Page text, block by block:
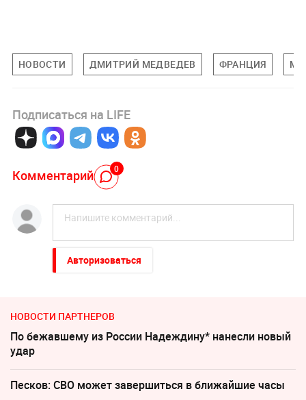
НОВОСТИ ДМИТРИЙ МЕДВЕДЕВ ФРАНЦИЯ
Подписаться на LIFE
Комментарий 0
Авторизоваться
НОВОСТИ ПАРТНЕРОВ
По бежавшему из России Надеждину* нанесли новый
удар
Песков: СВО может завершиться в ближайшие часы